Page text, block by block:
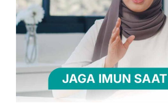
Tahan
Tubuh
Saat
Puasa